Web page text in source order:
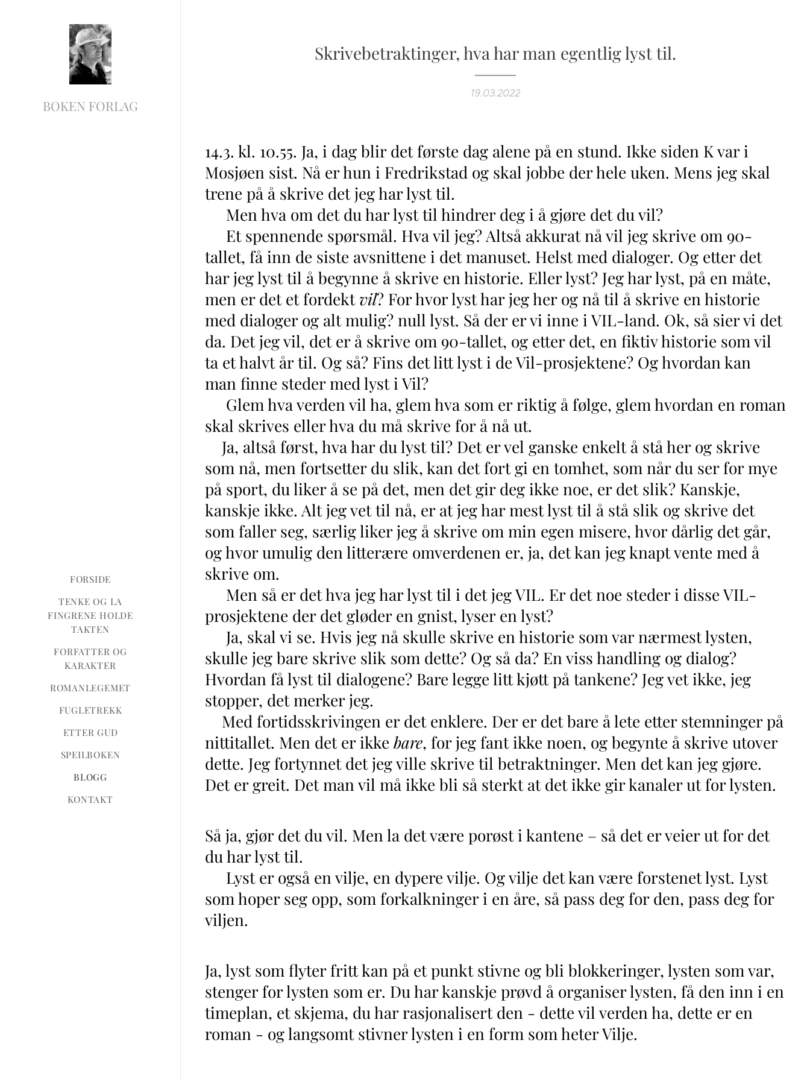
BOKEN FORLAG
FORSIDE
TENKE OG LA
FINGRENE HOLDE
TAKTEN
FORFATTER OG
KARAKTER
ROMANLEGEMET
FUGLETREKK
ETTER GUD
SPEILBOKEN
BLOGG
KONTAKT
Skrivebetraktinger, hva har man egentlig lyst til.
19.03.2022
14.3. kl. 10.55. Ja, i dag blir det første dag alene på en stund. Ikke siden K var i
Mosjøen sist. Nå er hun i Fredrikstad og skal jobbe der hele uken. Mens jeg skal
trene på å skrive det jeg har lyst til.
Men hva om det du har lyst til hindrer deg i å gjøre det du vil?
Et spennende spørsmål. Hva vil jeg? Altså akkurat nå vil jeg skrive om 90-
tallet, få inn de siste avsnittene i det manuset. Helst med dialoger. Og etter det
har jeg lyst til å begynne å skrive en historie. Eller lyst? Jeg har lyst, på en måte,
men er det et fordektvil? For hvor lyst har jeg her og nå til å skrive en historie
med dialoger og alt mulig? null lyst. Så der er vi inne i VIL-land. Ok, så sier vi det
da. Det jeg vil, det er å skrive om 90-tallet, og etter det, en fiktiv historie som vil
ta et halvt år til. Og så? Fins det litt lyst i de Vil-prosjektene? Og hvordan kan
man finne steder med lyst i Vil?
Glem hva verden vil ha, glem hva som er riktig å følge, glem hvordan en roman
skal skrives eller hva du må skrive for å nå ut.
Ja, altså først, hva har du lyst til? Det er vel ganske enkelt å stå her og skrive
som nå, men fortsetter du slik, kan det fort gi en tomhet, som når du ser for mye
på sport, du liker å se på det, men det gir deg ikke noe, er det slik? Kanskje,
kanskje ikke. Alt jeg vet til nå, er at jeg har mest lyst til å stå slik og skrive det
som faller seg, særlig liker jeg å skrive om min egen misere, hvor dårlig det går,
og hvor umulig den litterære omverdenen er, ja, det kan jeg knapt vente med å
skrive om.
Men så er det hva jeg har lyst til i det jeg VIL. Er det noe steder i disse VIL-
prosjektene der det gløder en gnist, lyser en lyst?
Ja, skal vi se. Hvis jeg nå skulle skrive en historie som var nærmest lysten,
skulle jeg bare skrive slik som dette? Og så da? En viss handling og dialog?
Hvordan få lyst til dialogene? Bare legge litt kjøtt på tankene? Jeg vet ikke, jeg
stopper, det merker jeg.
Med fortidsskrivingen er det enklere. Der er det bare å lete etter stemninger på
nittitallet. Men det er ikke bare, for jeg fant ikke noen, og begynte å skrive utover
dette. Jeg fortynnet det jeg ville skrive til betraktninger. Men det kan jeg gjøre.
Det er greit. Det man vil må ikke bli så sterkt at det ikke gir kanaler ut for lysten.
Så ja, gjør det du vil. Men la det være porøst i kantene – så det er veier ut for det
du har lyst til.
Lyst er også en vilje, en dypere vilje. Og vilje det kan være forstenet lyst. Lyst
som hoper seg opp, som forkalkninger i en åre, så pass deg for den, pass deg for
viljen.
Ja, lyst som flyter fritt kan på et punkt stivne og bli blokkeringer, lysten som var,
stenger for lysten som er. Du har kanskje prøvd å organiser lysten, få den inn i en
timeplan, et skjema, du har rasjonalisert den - dette vil verden ha, dette er en
roman - og langsomt stivner lysten i en form som heter Vilje.